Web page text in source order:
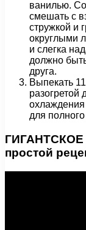
ванилью.
смешать с
стружкой и
округлыми
и слегка
должно
друга.
Выпекать
разогретой
охлаждения
для
ГИГАНТСКОЕ
простой